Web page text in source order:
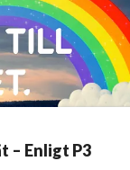
– Enligt P3